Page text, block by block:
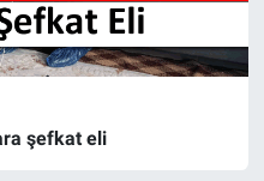
şefkat eli